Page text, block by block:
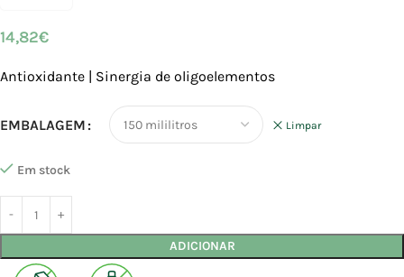
14,82€
Antioxidante | Sinergia de oligoelementos
EMBALAGEM Limpar
Em stock
ADICIONAR